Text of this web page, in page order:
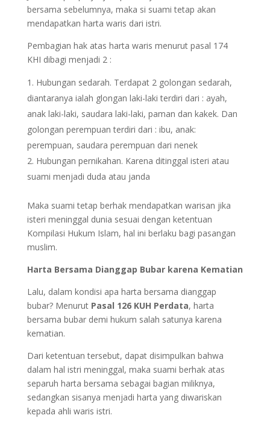
bersama sebelumnya, maka si suami tetap akan
mendapatkan harta waris dari istri.
Pembagian hak atas harta waris menurut pasal 174
KHI dibagi menjadi 2 :
Hubungan sedarah. Terdapat 2 golongan sedarah,
diantaranya ialah glongan laki-laki terdiri dari : ayah,
anak laki-laki, saudara laki-laki, paman dan kakek. Dan
golongan perempuan terdiri dari : ibu, anak:
perempuan, saudara perempuan dari nenek
Hubungan pernikahan. Karena ditinggal isteri atau
suami menjadi duda atau janda
Maka suami tetap berhak mendapatkan warisan jika
isteri meninggal dunia sesuai dengan ketentuan
Kompilasi Hukum Islam, hal ini berlaku bagi pasangan
muslim.
Harta Bersama Dianggap Bubar karena Kematian
Lalu, dalam kondisi apa harta bersama dianggap
bubar? Menurut Pasal 126 KUH Perdata, harta
bersama bubar demi hukum salah satunya karena
kematian.
Dari ketentuan tersebut, dapat disimpulkan bahwa
dalam hal istri meninggal, maka suami berhak atas
separuh harta bersama sebagai bagian miliknya,
sedangkan sisanya menjadi harta yang diwariskan
kepada ahli waris istri.